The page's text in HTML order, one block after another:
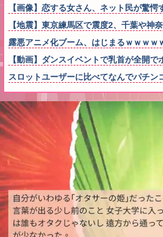
【画像】恋する女さん、ネット民が驚
【地震】東京練馬区で震度2、千葉や
露悪アニメ化ブーム、はじまるｗｗｗｗ
【動画】ダンスイベントで乳首が全開
スロットユーザーに比べてなんでパチ